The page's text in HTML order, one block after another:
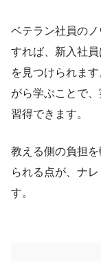
ベテラン社員の
すれば、新入社
を見つけられま
がら学ぶことで
習得できます。
教える側の負担
られる点が、ナ
す。